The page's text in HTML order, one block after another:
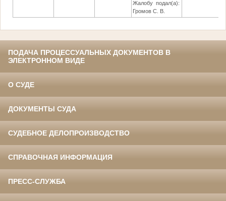
Жалобу подал(а):
Громов С. В.
ПОДАЧА ПРОЦЕССУАЛЬНЫХ ДОКУМЕНТОВ В
ЭЛЕКТРОННОМ ВИДЕ
О СУДЕ
ДОКУМЕНТЫ СУДА
СУДЕБНОЕ ДЕЛОПРОИЗВОДСТВО
СПРАВОЧНАЯ ИНФОРМАЦИЯ
ПРЕСС-СЛУЖБА